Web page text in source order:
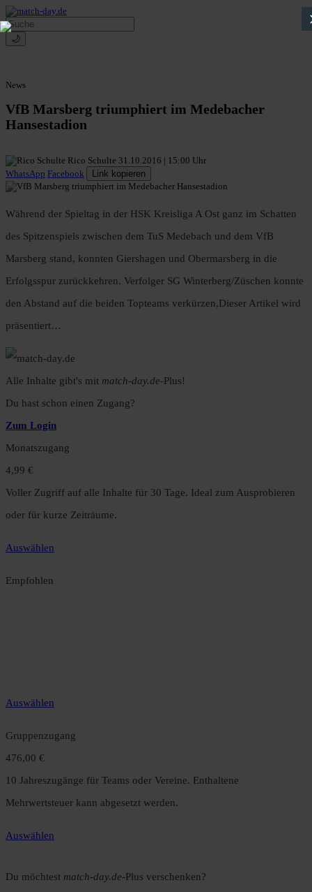
🌙
News
VfB Marsberg triumphiert im Medebacher
Hansestadion
Rico Schulte 31.10.2016 | 15:00 Uhr
WhatsApp Facebook Link kopieren
Während der Spieltag in der HSK Kreisliga A Ost ganz im Schatten
des Spitzenspiels zwischen dem TuS Medebach und dem VfB
Marsberg stand, konnten Giershagen und Obermarsberg in die
Erfolgsspur zurückkehren. Verfolger SG Winterberg/Züschen konnte
den Abstand auf die beiden Topteams verkürzen,Dieser Artikel wird
präsentiert…
Alle Inhalte gibt's mit match-day.de-Plus!
Du hast schon einen Zugang?
Zum Login
Monatszugang
4,99 €
Voller Zugriff auf alle Inhalte für 30 Tage. Ideal zum Ausprobieren
oder für kurze Zeiträume.
Auswählen
Empfohlen
Auswählen
Gruppenzugang
476,00 €
10 Jahreszugänge für Teams oder Vereine. Enthaltene
Mehrwertsteuer kann abgesetzt werden.
Auswählen
Du möchtest match-day.de-Plus verschenken?